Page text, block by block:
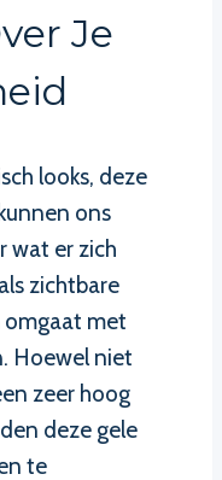
Je
looks, deze
ons
wat er zich
zichtbare
omgaat met
Hoewel niet
zeer hoog
deze gele
te